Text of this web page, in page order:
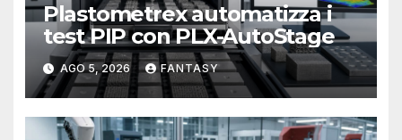
Plastometrex automatizza i
test PIP con PLX-AutoStage
AGO 5, 2026 FANTASY